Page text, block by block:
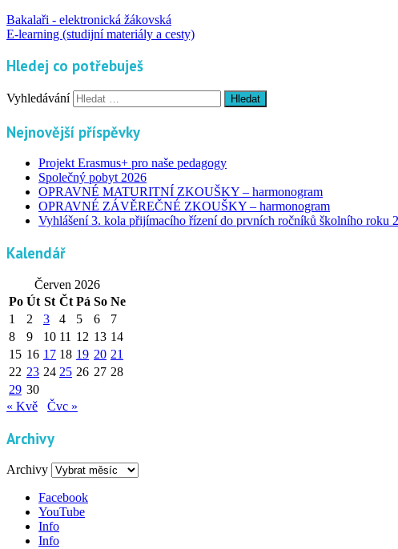
Bakalaři - elektronická žákovská
E-learning (studijní materiály a cesty)
Hledej co potřebuješ
Vyhledávání
Nejnovější příspěvky
Projekt Erasmus+ pro naše pedagogy
Společný pobyt 2026
OPRAVNÉ MATURITNÍ ZKOUŠKY – harmonogram
OPRAVNÉ ZÁVĚREČNÉ ZKOUŠKY – harmonogram
Vyhlášení 3. kola přijímacího řízení do prvních ročníků školního roku
Kalendář
Červen 2026
Po Út St Čt Pá So Ne
1
2 3 4 5 6
7
8
9 10 11 12 13 14
15 16 17 18 19 20 21
22 23 24 25 26 27 28
29 30
« Kvě
Čvc »
Archivy
Archivy
Facebook
YouTube
Info
Info